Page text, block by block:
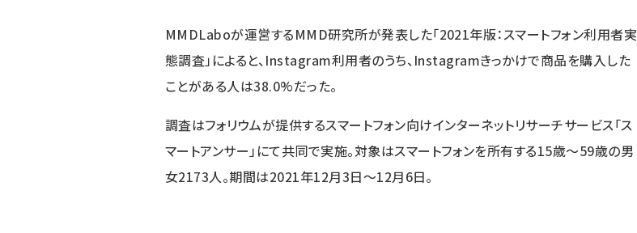
MMDLaboが運営するMMD研究所が発表した「2021年版：スマートフォン利用者実
態調査」によると、Instagram利用者のうち、Instagramきっかけで商品を購入した
ことがある人は38.0%だった。
調査はフォリウムが提供するスマートフォン向けインターネットリサーチサービス「ス
マートアンサー」にて共同で実施。対象はスマートフォンを所有する15歳～59歳の男
女2173人。期間は2021年12月3日～12月6日。